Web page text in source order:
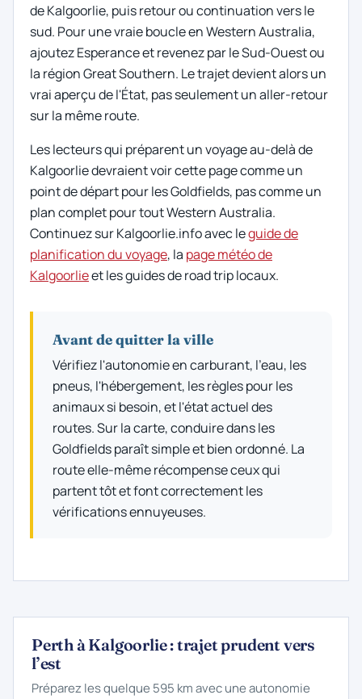
de Kalgoorlie, puis retour ou continuation vers le
sud. Pour une vraie boucle en Western Australia,
ajoutez Esperance et revenez par le Sud-Ouest ou
la région Great Southern. Le trajet devient alors un
vrai aperçu de l'État, pas seulement un aller-retour
sur la même route.
Les lecteurs qui préparent un voyage au-delà de
Kalgoorlie devraient voir cette page comme un
point de départ pour les Goldfields, pas comme un
plan complet pour tout Western Australia.
Continuez sur Kalgoorlie.info avec leguide de
planification du voyage, la page météo de
Kalgoorlieet les guides de road trip locaux.
Avant de quitter la ville
Vérifiez l'autonomie en carburant, l'eau, les
pneus, l'hébergement, les règles pour les
animaux si besoin, et l'état actuel des
routes. Sur la carte, conduire dans les
Goldfields paraît simple et bien ordonné. La
route elle-même récompense ceux qui
partent tôt et font correctement les
vérifications ennuyeuses.
Perth à Kalgoorlie : trajet prudent vers
l’est
Préparez les quelque 595 km avec une autonomie